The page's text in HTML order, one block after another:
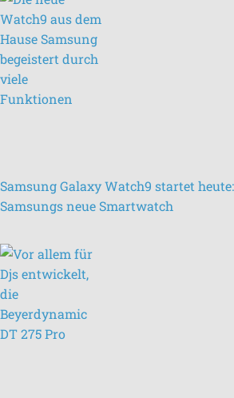
Samsung Galaxy Watch9 startet
Samsungs neue Smartwatch